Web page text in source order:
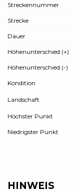
Streckennummer
Strecke
Dauer
Höhenunterschied (+)
Höhenunterschied (-)
Kondition
Landschaft
Höchster Punkt
Niedrigster Punkt
HINWEIS